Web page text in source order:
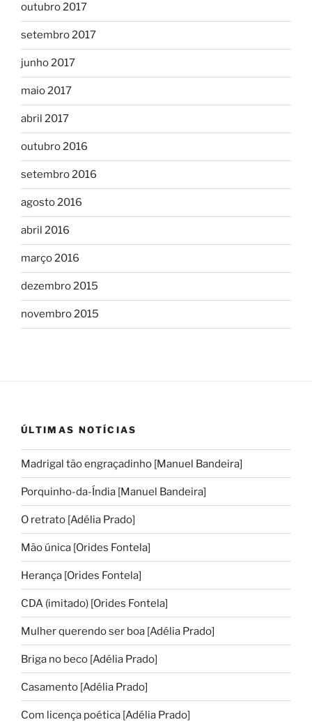
outubro 2017
setembro 2017
junho 2017
maio 2017
abril 2017
outubro 2016
setembro 2016
agosto 2016
abril 2016
março 2016
dezembro 2015
novembro 2015
ÚLTIMAS NOTÍCIAS
Madrigal tão engraçadinho [Manuel Bandeira]
Porquinho-da-Índia [Manuel Bandeira]
O retrato [Adélia Prado]
Mão única [Orides Fontela]
Herança [Orides Fontela]
CDA (imitado) [Orides Fontela]
Mulher querendo ser boa [Adélia Prado]
Briga no beco [Adélia Prado]
Casamento [Adélia Prado]
Com licença poética [Adélia Prado]